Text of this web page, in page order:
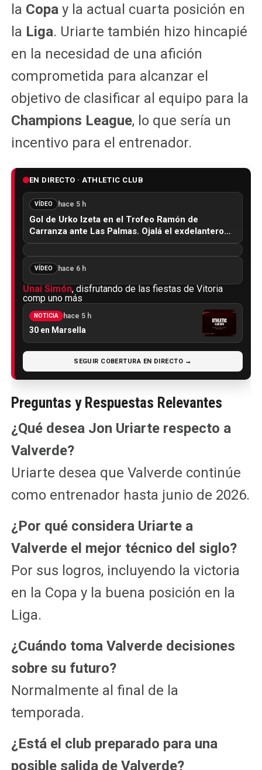
la Copay la actual cuarta posición en
la Liga. Uriarte también hizo hincapié
en la necesidad de una afición
comprometida para alcanzar el
objetivo de clasificar al equipo para la
Champions League, lo que sería un
incentivo para el entrenador.
EN DIRECTO · ATHLETIC CLUB
VÍDEO hace 5 h
Gol de Urko Izeta en el Trofeo Ramón de
Carranza ante Las Palmas. Ojalá el exdelantero…
VÍDEO hace 6 h
Unai Simón, disfrutando de las fiestas de Vitoria
comp uno más
NOTICIA hace 5 h
30 en Marsella
SEGUIR COBERTURA EN DIRECTO →
Preguntas y Respuestas Relevantes
¿Qué desea Jon Uriarte respecto a
Valverde?
Uriarte desea que Valverde continúe
como entrenador hasta junio de 2026.
¿Por qué considera Uriarte a
Valverde el mejor técnico del siglo?
Por sus logros, incluyendo la victoria
en la Copa y la buena posición en la
Liga.
¿Cuándo toma Valverde decisiones
sobre su futuro?
Normalmente al final de la
temporada.
¿Está el club preparado para una
posible salida de Valverde?